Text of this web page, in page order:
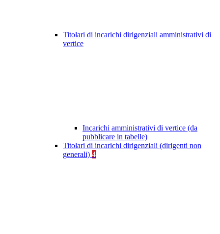
Titolari di incarichi dirigenziali amministrativi di
vertice
Incarichi amministrativi di vertice (da
pubblicare in tabelle)
Titolari di incarichi dirigenziali (dirigenti non
generali) 4